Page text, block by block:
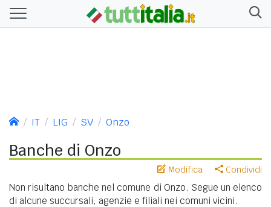
IT LIG SV Onzo
Banche di Onzo
Modifica Condividi
Non risultano banche nel comune di Onzo. Segue un elenco
di alcune succursali, agenzie e filiali nei comuni vicini.